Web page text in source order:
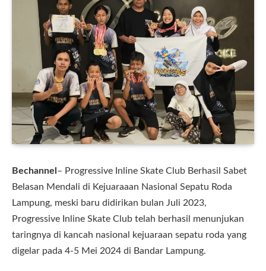
Bechannel – Progressive Inline Skate Club Berhasil Sabet
Belasan Mendali di Kejuaraaan Nasional Sepatu Roda
Lampung, meski baru didirikan bulan Juli 2023,
Progressive Inline Skate Club telah berhasil menunjukan
taringnya di kancah nasional kejuaraan sepatu roda yang
digelar pada 4-5 Mei 2024 di Bandar Lampung.